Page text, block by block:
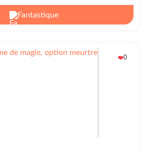
Fantastique
❤️0